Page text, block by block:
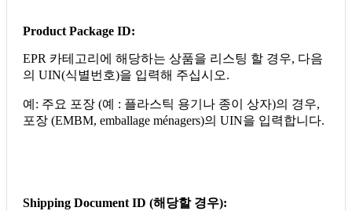
Product Package ID:
EPR 카테고리에 해당하는 상품을 리스팅 할 경우, 다음
의 UIN(식별번호)을 입력해 주십시오.
예: 주요 포장 (예 : 플라스틱 용기나 종이 상자)의 경우,
포장 (EMBM, emballage ménagers)의 UIN을 입력합니다.
Shipping Document ID (해당할 경우):